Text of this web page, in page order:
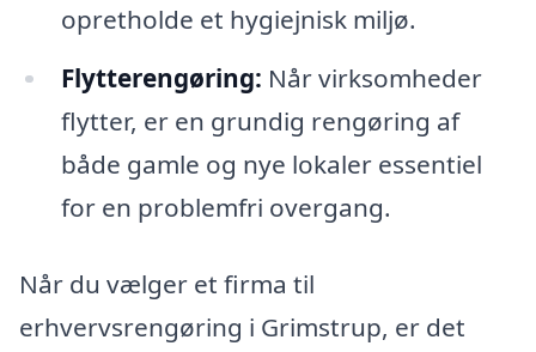
opretholde et hygiejnisk miljø.
Flytterengøring: Når virksomheder
flytter, er en grundig rengøring af
både gamle og nye lokaler essentiel
for en problemfri overgang.
Når du vælger et firma til
erhvervsrengøring i Grimstrup, er det